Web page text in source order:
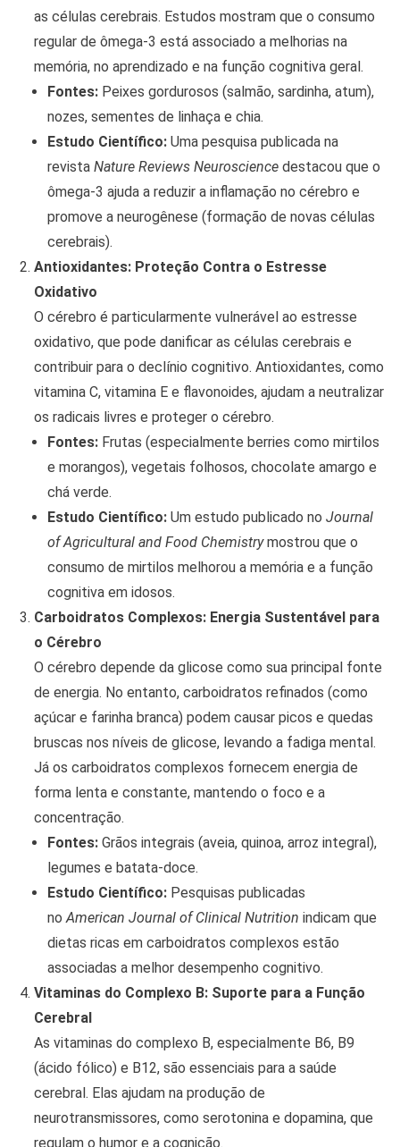
as células cerebrais. Estudos mostram que o consumo
regular de ômega-3 está associado a melhorias na
memória, no aprendizado e na função cognitiva geral.
Fontes:Peixes gordurosos (salmão, sardinha, atum),
nozes, sementes de linhaça e chia.
Estudo Científico:Uma pesquisa publicada na
revista Nature Reviews Neurosciencedestacou que o
ômega-3 ajuda a reduzir a inflamação no cérebro e
promove a neurogênese (formação de novas células
cerebrais).
Antioxidantes: Proteção Contra o Estresse
Oxidativo
O cérebro é particularmente vulnerável ao estresse
oxidativo, que pode danificar as células cerebrais e
contribuir para o declínio cognitivo. Antioxidantes, como
vitamina C, vitamina E e flavonoides, ajudam a neutralizar
os radicais livres e proteger o cérebro.
Fontes:Frutas (especialmente berries como mirtilos
e morangos), vegetais folhosos, chocolate amargo e
chá verde.
Estudo Científico:Um estudo publicado no Journal
of Agricultural and Food Chemistrymostrou que o
consumo de mirtilos melhorou a memória e a função
cognitiva em idosos.
Carboidratos Complexos: Energia Sustentável para
o Cérebro
O cérebro depende da glicose como sua principal fonte
de energia. No entanto, carboidratos refinados (como
açúcar e farinha branca) podem causar picos e quedas
bruscas nos níveis de glicose, levando a fadiga mental.
Já os carboidratos complexos fornecem energia de
forma lenta e constante, mantendo o foco e a
concentração.
Fontes:Grãos integrais (aveia, quinoa, arroz integral),
legumes e batata-doce.
Estudo Científico:Pesquisas publicadas
noAmerican Journal of Clinical Nutrition indicam que
dietas ricas em carboidratos complexos estão
associadas a melhor desempenho cognitivo.
Vitaminas do Complexo B: Suporte para a Função
Cerebral
As vitaminas do complexo B, especialmente B6, B9
(ácido fólico) e B12, são essenciais para a saúde
cerebral. Elas ajudam na produção de
neurotransmissores, como serotonina e dopamina, que
regulam o humor e a cognição.